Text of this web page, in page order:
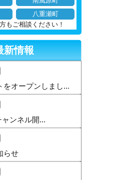
八重瀬町
もご相談ください！
新情報
をオープンしまし...
ャンネル開...
らせ